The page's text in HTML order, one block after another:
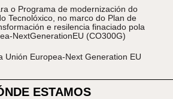
o Programa de modernización do
Tecnolóxico, no marco do Plan de
e resilencia finaciado pola
NextGenerationEU (CO300G)
Unión Europea-Next Generation EU
ESTAMOS